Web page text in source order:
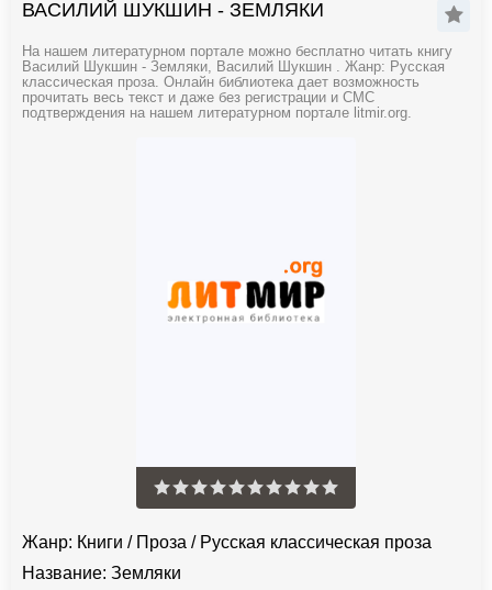
ВАСИЛИЙ ШУКШИН - ЗЕМЛЯКИ
На нашем литературном портале можно бесплатно читать книгу
Василий Шукшин - Земляки, Василий Шукшин . Жанр: Русская
классическая проза. Онлайн библиотека дает возможность
прочитать весь текст и даже без регистрации и СМС
подтверждения на нашем литературном портале litmir.org.
Жанр: Книги / Проза / Русская классическая проза
Название: Земляки